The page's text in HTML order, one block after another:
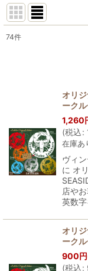
サブカテゴリ
並び順:
74件
オリ
ーク
1,260
(税込:
在庫あ
ヴィ
に オ
店や
英数
オリ
ーク
900円
(税込: